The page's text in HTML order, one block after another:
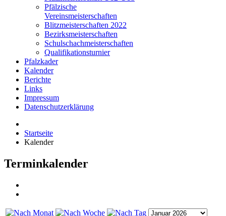
Pfälzische
Vereinsmeisterschaften
Blitzmeisterschaften 2022
Bezirksmeisterschaften
Schulschachmeisterschaften
Qualifikationsturnier
Pfalzkader
Kalender
Berichte
Links
Impressum
Datenschutzerklärung
Startseite
Kalender
Terminkalender